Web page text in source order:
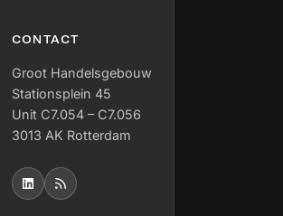
CONTACT
Groot Handelsgebouw
Stationsplein 45
Unit C7.054 – C7.056
3013 AK Rotterdam